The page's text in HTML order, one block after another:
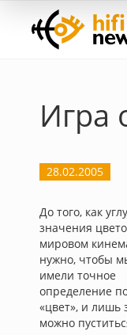
Игра
28.02.2005
До того, как
значения
мировом
нужно, чтобы
имели точное
определение
«цвет», и лишь
можно